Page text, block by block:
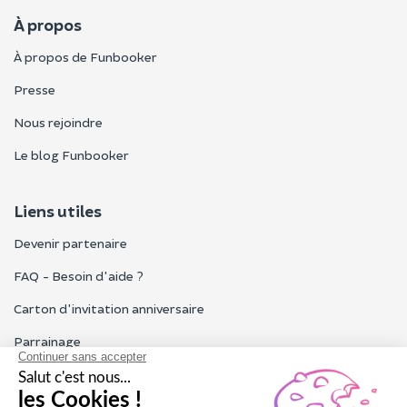
À propos
À propos de Funbooker
Presse
Nous rejoindre
Le blog Funbooker
Liens utiles
Devenir partenaire
FAQ - Besoin d'aide ?
Carton d'invitation anniversaire
Parrainage
Tous les avis Funbooker